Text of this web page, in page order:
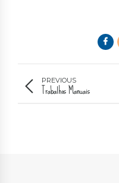
PREVIOUS
Trabalhos Manuais